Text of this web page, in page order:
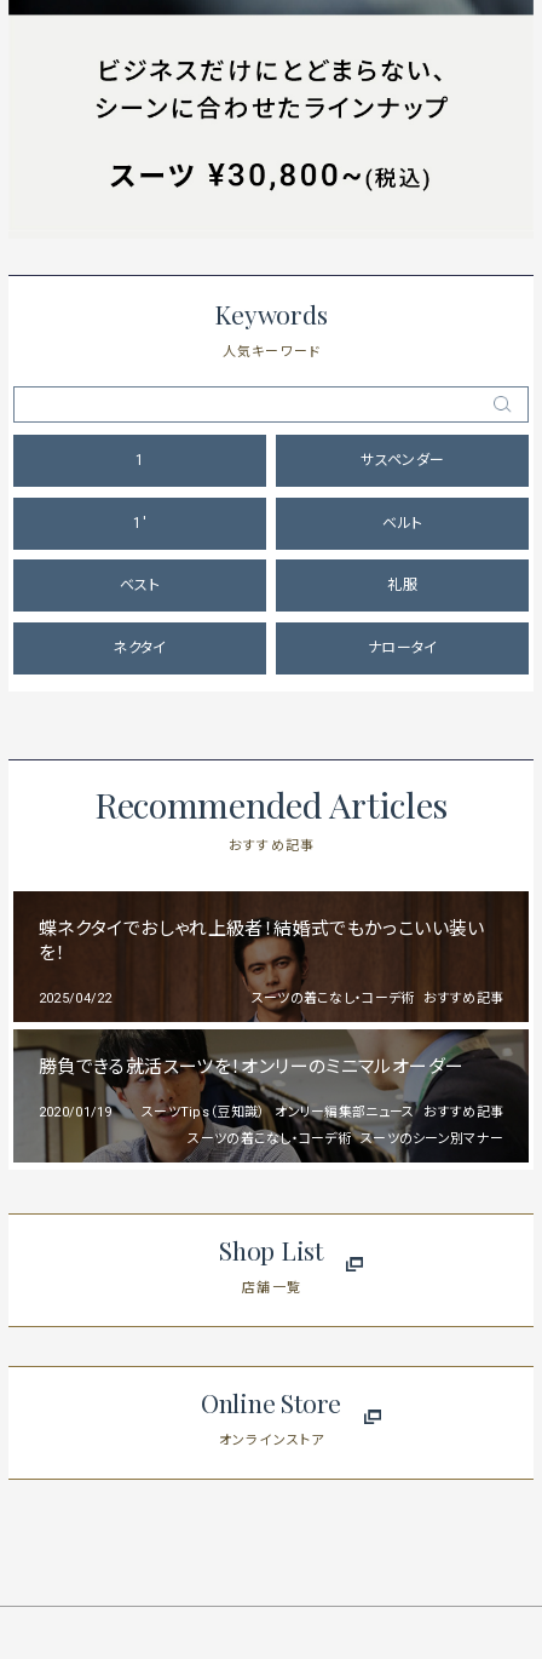
Keywords
人気キーワード
1 サスペンダー
1' ベルト
ベスト 礼服
ネクタイ ナロータイ
Recommended Articles
おすすめ記事
蝶ネクタイでおしゃれ上級者！結婚式でもかっこいい装い
を！
2025/04/22 おすすめ記事
スーツの着こなし・コーデ術
勝負できる就活スーツを！オンリーのミニマルオーダー
2020/01/19 おすすめ記事
オンリー編集部ニュース
スーツTips（豆知識）
スーツのシーン別マナー
スーツの着こなし・コーデ術
Shop List
店舗一覧
Online Store
オンラインストア